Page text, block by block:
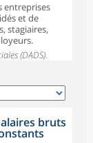
entreprises
et de
stagiaires,
(DADS).
bruts